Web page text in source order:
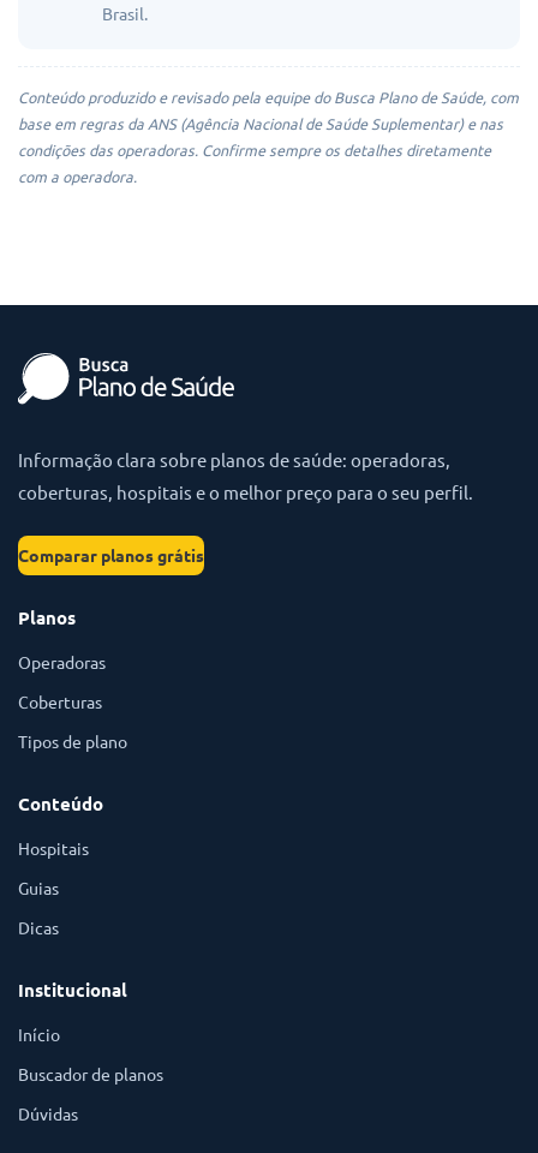
Brasil.
Conteúdo produzido e revisado pela equipe do Busca Plano de Saúde, com
base em regras da ANS (Agência Nacional de Saúde Suplementar) e nas
condições das operadoras. Confirme sempre os detalhes diretamente
com a operadora.
Informação clara sobre planos de saúde: operadoras,
coberturas, hospitais e o melhor preço para o seu perfil.
Comparar planos grátis
Planos
Operadoras
Coberturas
Tipos de plano
Conteúdo
Hospitais
Guias
Dicas
Institucional
Início
Buscador de planos
Dúvidas